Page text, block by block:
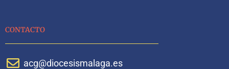
CONTACTO
acg@diocesismalaga.es